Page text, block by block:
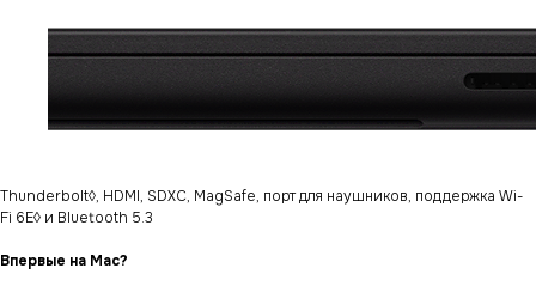
Thunderbolt◊, HDMI, SDXC, MagSafe, порт для наушников, поддержка Wi-
Fi 6E◊ и Bluetooth 5.3
Впервые на Mac?